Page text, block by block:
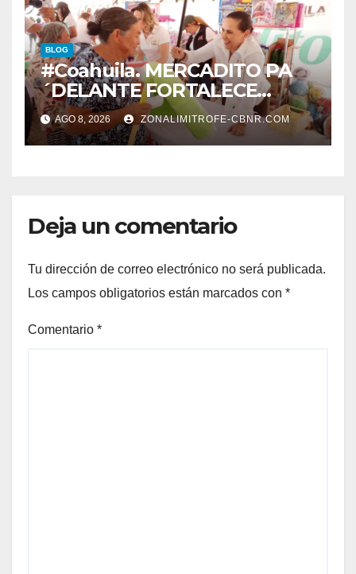
BLOG
#Coahuila. MERCADITO PA
´DELANTE FORTALECE
CUIDADO DEL MEDIO
AMBIENTE Y LA ECONOMÍA
DE MÁS DE 6 MIL 500
AGO 8, 2026 ZONALIMITROFE-CBNR.COM
Deja un comentario
Tu dirección de correo electrónico no será publicada.
Los campos obligatorios están marcados con *
Comentario *